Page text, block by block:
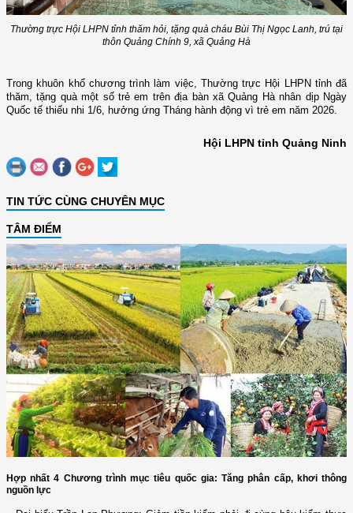
Thường trực Hội LHPN tỉnh thăm hỏi, tặng quà cháu Bùi Thị Ngọc Lanh, trú tại
thôn Quảng Chính 9, xã Quảng Hà
Trong khuôn khổ chương trình làm việc, Thường trực Hội LHPN tỉnhđã
thăm, tặng quà một số trẻ em trên địa bàn xã Quảng Hà nhân dịp Ngày
Quốc tế thiếu nhi 1/6, hưởng ứng Tháng hành động vì trẻ em năm 2026.
Hội LHPN tỉnh Quảng Ninh
TIN TỨC CÙNG CHUYÊN MỤC
TÂM ĐIỂM
Hợp nhất 4 Chương trình mục tiêu quốc gia: Tăng phân cấp, khơi thông
nguồn lực